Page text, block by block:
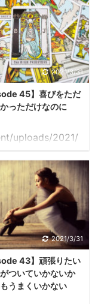
はたぬきさん。
ができない」がお
のこと。 ＊＊＊
興味を持ったこと
ったことのように
言うと反対される
ってると 思い込ん
い、隠れて（笑）
＊＊ やってはい
と言われているこ
ち悪い。居心地が
でもどうしてもや
。 ここで悩んでぐ
している。 ＊ 美
の体感的に たぬ
...
2021/3/31
45】喜びをただ
っただけなのに
uploads/2021/
hitradio.mp3
はていこくみんさ
ールやメッセージ
た後に 「ちゃんと
たかな？」 「伝え
とがちゃんと書け
うか？」 「私は正
とができているだ
？」 とものすごく
なってしまうのが
。 ＊＊＊ ちゃん
2021/3/31
43】頑張りたい
ついていかないか
うまくいかない